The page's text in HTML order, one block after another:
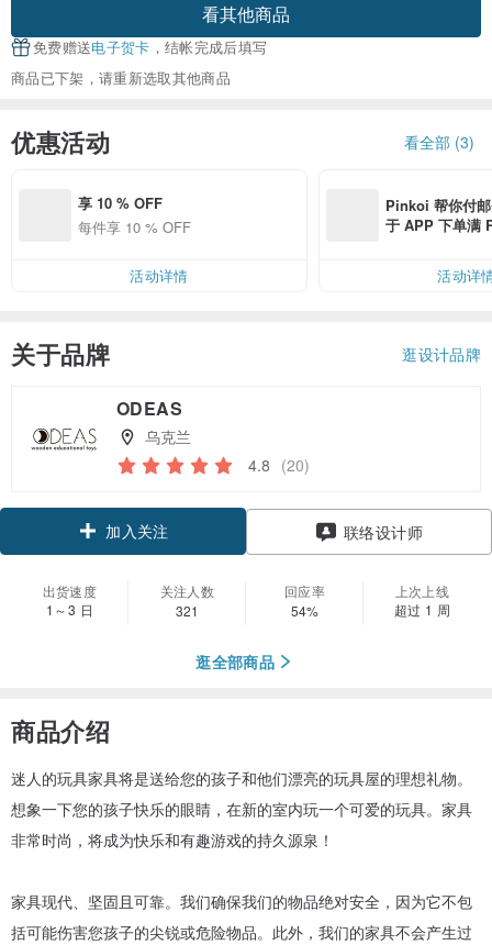
看其他商品
免费赠送电子贺卡 ，结帐完成后填写
商品已下架，请重新选取其他商品
优惠活动 看全部 (3)
享 10 % OFF
每件享 10 % OFF
活动详情
Pinkoi 帮你付
于 APP 下单满
活动详
关于品牌 逛设计品牌
ODEAS
乌克兰
4.8 (20)
加入关注 联络设计师
出货速度
1～3 日
关注人数
321
回应率
54%
上次上线
超过 1 周
逛全部商品
商品介绍
迷人的玩具家具将是送给您的孩子和他们漂亮的玩具屋的理想礼物。
想象一下您的孩子快乐的眼睛，在新的室内玩一个可爱的玩具。家具
非常时尚，将成为快乐和有趣游戏的持久源泉！
家具现代、坚固且可靠。我们确保我们的物品绝对安全，因为它不包
括可能伤害您孩子的尖锐或危险物品。此外，我们的家具不会产生过